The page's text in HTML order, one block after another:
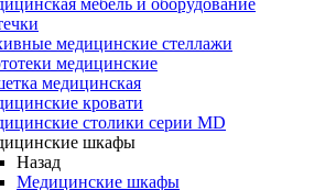
мебель и оборудование
медицинские стеллажи
медицинские
медицинская
кровати
столики серии MD
шкафы
Назад
Медицинские шкафы